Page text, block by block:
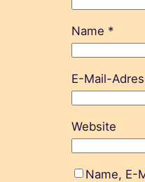
Name *
E-Mail-
Website
Name, E-